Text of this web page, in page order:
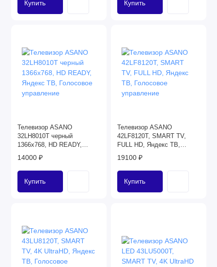
Купить Купить
Телевизор ASANO
32LH8010T черный
1366x768, HD READY,
Яндекс ТВ, Голосовое
управление
14000 ₽
Купить
Телевизор ASANO
42LF8120T, SMART TV,
FULL HD, Яндекс ТВ,
Голосовое управление
19100 ₽
Купить